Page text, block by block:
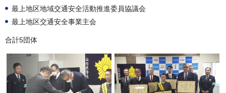
最上地区地域交通安全活動推進委員協議会
最上地区交通安全事業主会
合計5団体